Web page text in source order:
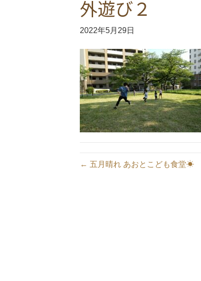
外遊び２
2022年5月29日
← 五月晴れ あおとこども食堂☀